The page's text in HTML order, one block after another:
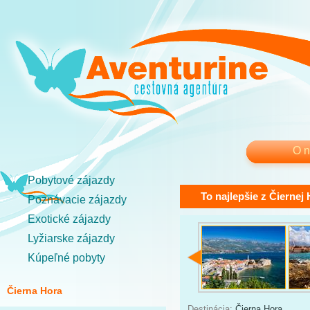
O
Pobytové zájazdy
Poznávacie zájazdy
Exotické zájazdy
Lyžiarske zájazdy
Kúpeľné pobyty
Čierna Hora
To najlepšie z Čiernej